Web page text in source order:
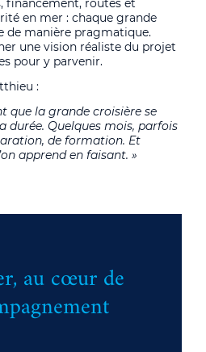
financement, routes et
en mer : chaque grande
de manière pragmatique.
une vision réaliste du projet
pour y parvenir.
:
que la grande croisière se
durée. Quelques mois, parfois
de formation. Et
apprend en faisant. »
au cœur de